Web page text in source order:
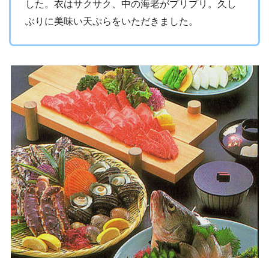
した。衣はサクサク、中の海老がプリプリ。久し
ぶりに美味い天ぷらをいただきました。